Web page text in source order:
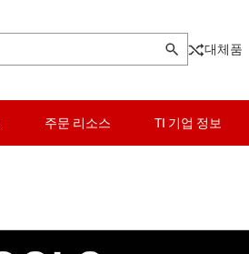
대체품
주문 리소스 TI 기업 정보